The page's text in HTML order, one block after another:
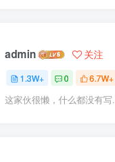
admin 关注
1.3W+ 0 6.7W+
这家伙很懒，什么都没有写